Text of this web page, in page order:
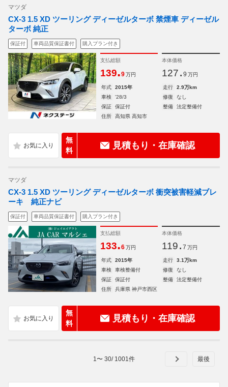
マツダ
CX-3 1.5 XD ツーリング ディーゼルターボ 禁煙車 ディーゼル
ターボ 純正
保証付 車両品質保証書付 購入プラン付き
支払総額
139.9 万円
本体価格
127. 9 万円
年式 2015年 走行
2.9万km
車検
'28/3 修復
なし
保証
保証付 整備
法定整備付
住所
高知県 高知市
無
料
見積もり・在庫確認
マツダ
CX-3 1.5 XD ツーリング ディーゼルターボ 衝突被害軽減ブレ
ーキ 純正ナビ
保証付 車両品質保証書付 購入プラン付き
支払総額
133.6 万円
本体価格
119. 7 万円
年式 2015年 走行
3.1万km
車検
車検整備付 修復
なし
保証
保証付 整備
法定整備付
住所
兵庫県 神戸市西区
無
料
見積もり・在庫確認
1 〜 30/ 1001 件